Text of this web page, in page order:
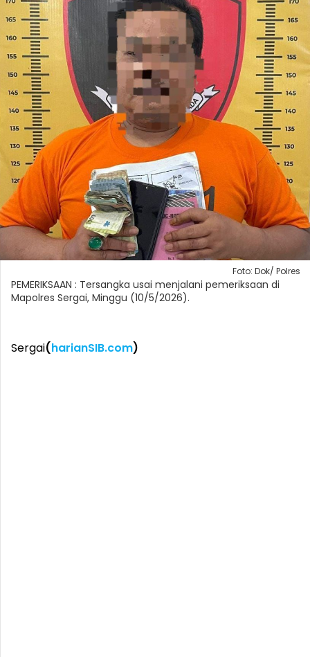
Foto: Dok/ Polres
PEMERIKSAAN : Tersangka usai menjalani pemeriksaan di
Mapolres Sergai, Minggu (10/5/2026).
Sergai(harianSIB.com)